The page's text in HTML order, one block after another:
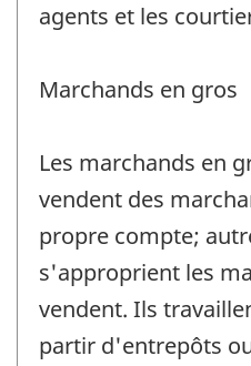
agents et les
Marchands en gros
Les marchands en
vendent des
propre compte;
s'approprient les
vendent. Ils
partir d'entrepôts